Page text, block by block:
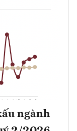
ngành